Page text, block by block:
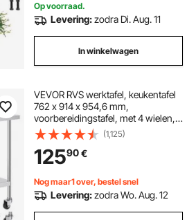
Op voorraad.
Levering:zodra Di. Aug. 11
In winkelwagen
VEVOR RVS werktafel, keukentafel
762 x 914 x 954,6 mm,
voorbereidingstafel, met 4 wielen, 3
verstelbare hoogteniveaus,
werktafel voor voedselbereiding
voor commerciële restaurants
(1,125)
12590€
Nog maar1 over, bestel snel
Levering:zodra Wo. Aug. 12